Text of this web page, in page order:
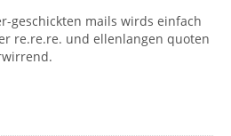
geschickten mails wirds einfach
re.re.re. und ellenlangen quoten